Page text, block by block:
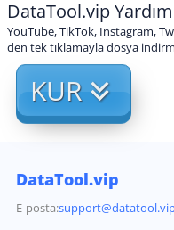
DataTool.vip
YouTube, TikTok, Instagram,
den tek tıklamayla dosya
KUR
DataTool.vip
E-posta: